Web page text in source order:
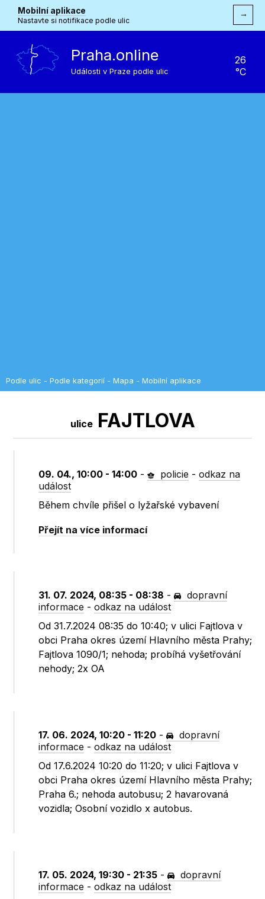
Mobilní aplikace
Nastavte si notifikace podle ulic
→
Praha.online
Události v Praze podle ulic
26
°C
Podle ulic - Podle kategorií - Mapa - Mobilní aplikace
uliceFAJTLOVA
09. 04., 10:00 - 14:00 - policie -odkaz na
událost
Během chvíle přišel o lyžařské vybavení
Přejít na více informací
31. 07. 2024, 08:35 - 08:38 -
dopravní
informace -odkaz na událost
Od 31.7.2024 08:35 do 10:40; v ulici Fajtlova v
obci Praha okres území Hlavního města Prahy;
Fajtlova 1090/1; nehoda; probíhá vyšetřování
nehody; 2x OA
17. 06. 2024, 10:20 - 11:20 -
dopravní
informace -odkaz na událost
Od 17.6.2024 10:20 do 11:20; v ulici Fajtlova v
obci Praha okres území Hlavního města Prahy;
Praha 6.; nehoda autobusu; 2 havarovaná
vozidla; Osobní vozidlo x autobus.
17. 05. 2024, 19:30 - 21:35 -
dopravní
informace -odkaz na událost